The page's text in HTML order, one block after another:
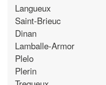
Langueux
Saint-Brieuc
Dinan
Lamballe-Armor
Plelo
Plerin